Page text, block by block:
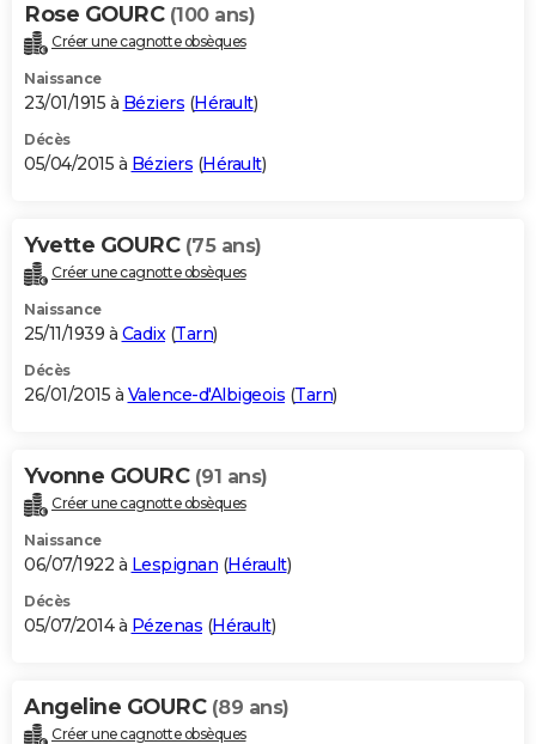
Rose GOURC (100 ans)
Créer une cagnotte obsèques
Naissance
23/01/1915 à Béziers (Hérault)
Décès
05/04/2015 à Béziers (Hérault)
Yvette GOURC (75 ans)
Créer une cagnotte obsèques
Naissance
25/11/1939 à Cadix(Tarn)
Décès
26/01/2015 à Valence-d'Albigeois (Tarn)
Yvonne GOURC (91 ans)
Créer une cagnotte obsèques
Naissance
06/07/1922 à Lespignan (Hérault)
Décès
05/07/2014 à Pézenas (Hérault)
Angeline GOURC (89 ans)
Créer une cagnotte obsèques